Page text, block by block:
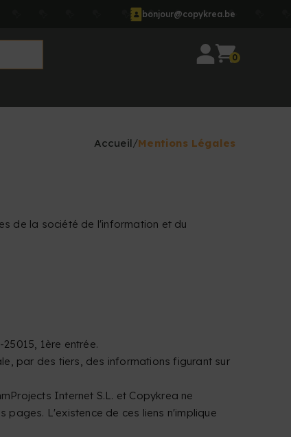
bonjour@copykrea.be
0
Accueil Mentions Légales
de la société de l'information et du
1ère entrée.
par des tiers, des informations figurant sur
Internet S.L. et Copykrea ne
pages. L'existence de ces liens n'implique